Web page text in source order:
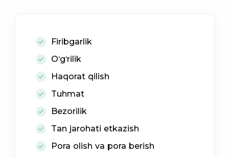
Firibgarlik
O‘g‘rilik
Haqorat qilish
Tuhmat
Bezorilik
Tan jarohati etkazish
Pora olish va pora berish